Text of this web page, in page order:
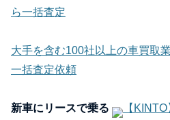
ら一括査定
大手を含む100社以上の車買取
一括査定依頼
新車にリースで乗る
【KINTO